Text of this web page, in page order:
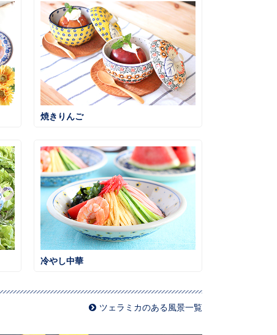
焼きりんご
冷やし中華
ツェラミカのある風景一覧